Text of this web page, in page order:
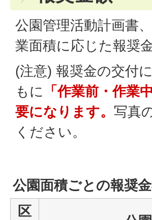
公園管理活動計画書
業面積に応じた報奨
(注意) 報奨金の交付
もに
「作業前・作業
要になります。 写真
ください。
公園面積ごとの報奨
区